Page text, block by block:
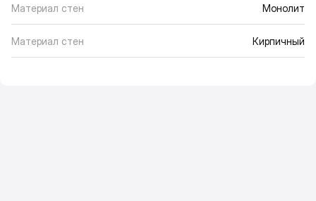
Материал стен Монолит
Материал стен Кирпичный